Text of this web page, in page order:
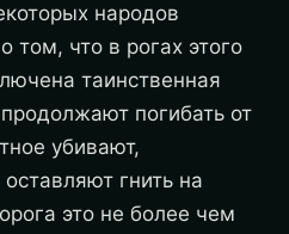
народов
том, что в рогах этого
таинственная
погибать от
убивают,
гнить на
это не более чем